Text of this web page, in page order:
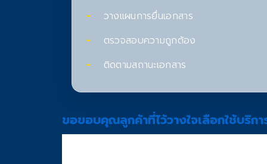
วางแผนการยื่นเอกสาร
ตรวจสอบความถูกต้อง
ติดตามสถานะเอกสาร
ขอขอบคุณลูกค้าที่ไว้วางใจเลือกใช้บริกา